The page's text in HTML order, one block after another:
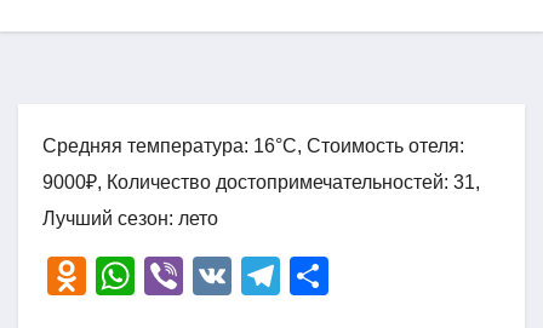
Средняя температура: 16°C, Стоимость отеля:
9000₽, Количество достопримечательностей: 31,
Лучший сезон: лето
O
W
Vi
V
T